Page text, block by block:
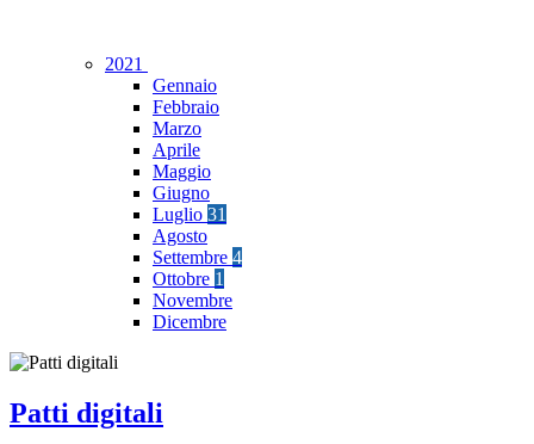
2021
Gennaio
Febbraio
Marzo
Aprile
Maggio
Giugno
Luglio 31
Agosto
Settembre 4
Ottobre 1
Novembre
Dicembre
Patti digitali